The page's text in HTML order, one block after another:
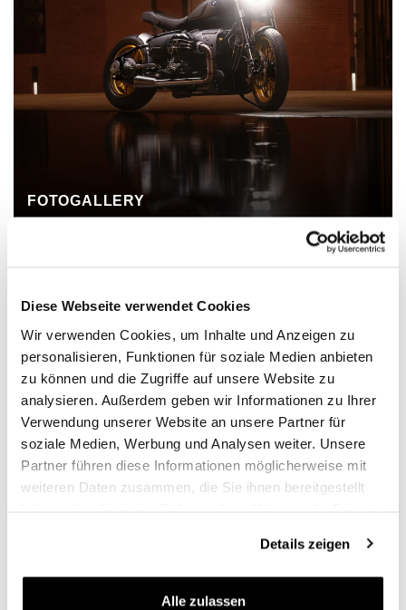
Diese Webseite verwendet Cookies
Wir verwenden Cookies, um Inhalte und Anzeigen zu
personalisieren, Funktionen für soziale Medien anbieten
zu können und die Zugriffe auf unsere Website zu
analysieren. Außerdem geben wir Informationen zu Ihrer
Verwendung unserer Website an unsere Partner für
soziale Medien, Werbung und Analysen weiter. Unsere
Partner führen diese Informationen möglicherweise mit
weiteren Daten zusammen, die Sie ihnen bereitgestellt
Details zeigen
Alle zulassen
FOTOGALLERY
SOCIAL WALL